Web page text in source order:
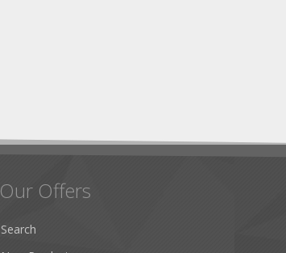
Our Offers
Search